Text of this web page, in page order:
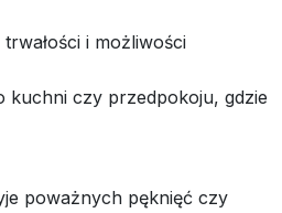
i możliwości
kuchni czy przedpokoju, gdzie
poważnych pęknięć czy